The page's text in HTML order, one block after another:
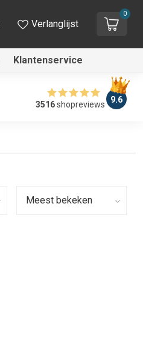
Verlanglijst
0
Klantenservice
3516shopreviews 9.6